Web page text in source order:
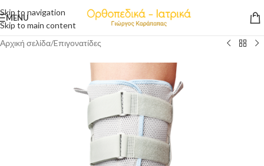
Skip to navigation
Skip to main content
MENU
Αρχική σελίδα/Eπιγονατίδες